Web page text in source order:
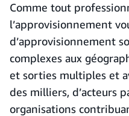
Comme tout
l’approvisionnement
d’approvisionnement
complexes aux
et sorties multiples et
des milliers, d’acteurs
organisations